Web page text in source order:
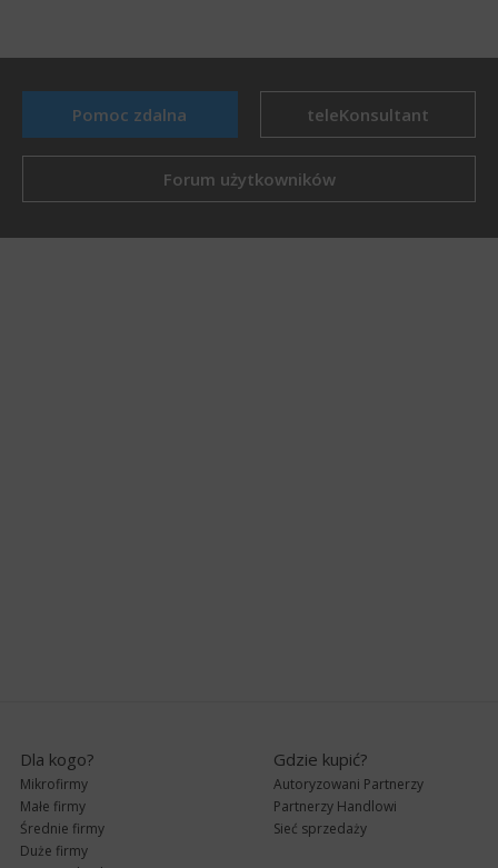
Pomoc zdalna teleKonsultant
Forum użytkowników
Dla kogo?
Mikrofirmy
Małe firmy
Średnie firmy
Duże firmy
Gdzie kupić?
Autoryzowani Partnerzy
Partnerzy Handlowi
Sieć sprzedaży